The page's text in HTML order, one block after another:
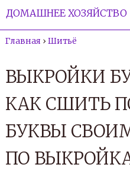
ДОМАШНЕЕ ХОЗЯЙСТВО
Главная › Шитьё
ВЫКРОЙКИ
КАК СШИТЬ
БУКВЫ
ПО